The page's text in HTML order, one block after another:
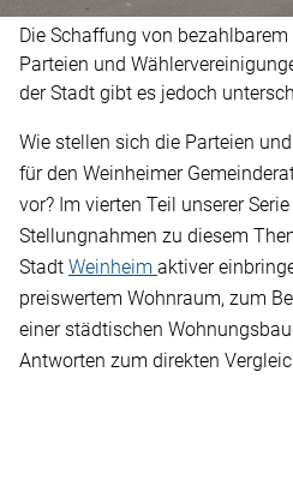
Die Schaffung von
Parteien und
der Stadt gibt es jedoch
Wie stellen sich die Parteien
für den Weinheimer
vor? Im vierten Teil unserer
Stellungnahmen zu diesem
Stadt Weinheim aktiver
preiswertem Wohnraum, zum
einer städtischen
Antworten zum direkten